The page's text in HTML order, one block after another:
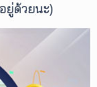
ยู่ด้วยนะ)